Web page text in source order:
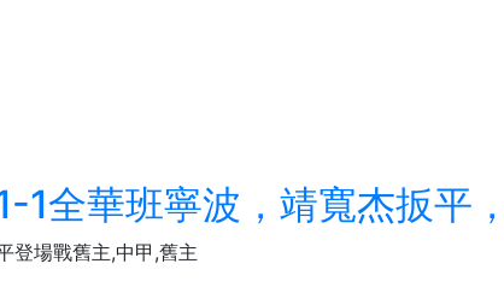
1全華班寧波，靖寬杰扳平
登場戰舊主,中甲,舊主